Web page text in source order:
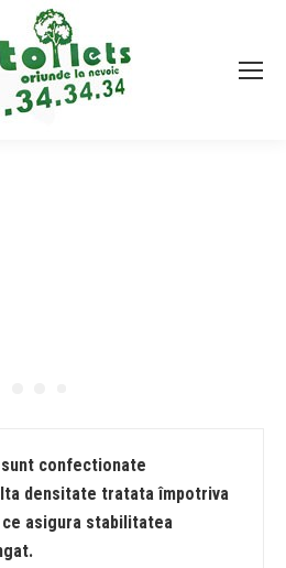
confectionate
densitate tratata împotriva
asigura stabilitatea